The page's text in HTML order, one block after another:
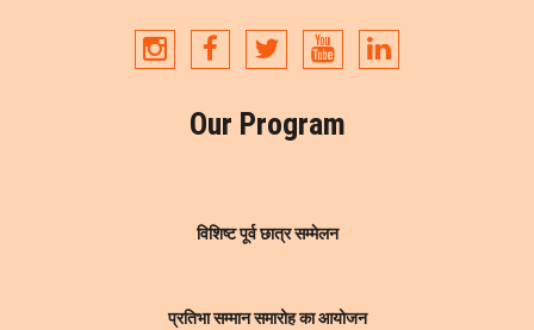
Our Program
विशिष्ट पूर्व छात्र सम्मेलन
प्रतिभा सम्मान समारोह का आयोजन